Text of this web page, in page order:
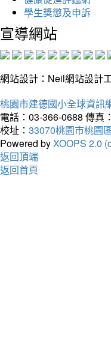
學生獎懲及申訴
宣導網站
網站設計：Neil網站設計
桃園市建德國小全球資訊
電話：03-366-0688 傳真
校址： 33070桃園市桃園
Powered byXOOPS 2.0
返回頂端
返回首頁